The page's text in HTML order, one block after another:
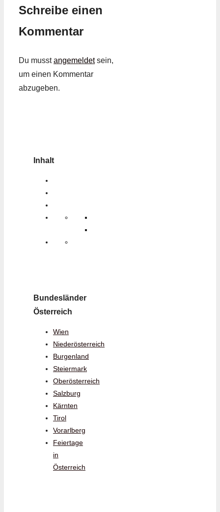
Schreibe einen
Kommentar
Du musstangemeldetsein,
um einen Kommentar
abzugeben.
Inhalt
Bundesländer
Österreich
Wien
Niederösterreich
Burgenland
Steiermark
Oberösterreich
Salzburg
Kärnten
Tirol
Vorarlberg
Feiertage
in
Österreich